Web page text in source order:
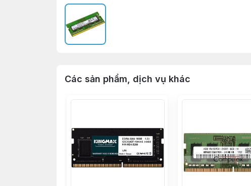
Các sản phẩm, dịch vụ khác